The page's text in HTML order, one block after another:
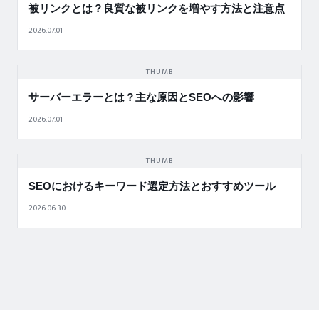
被リンクとは？良質な被リンクを増やす方法と注意点
2026.07.01
THUMB
サーバーエラーとは？主な原因とSEOへの影響
2026.07.01
THUMB
SEOにおけるキーワード選定方法とおすすめツール
2026.06.30